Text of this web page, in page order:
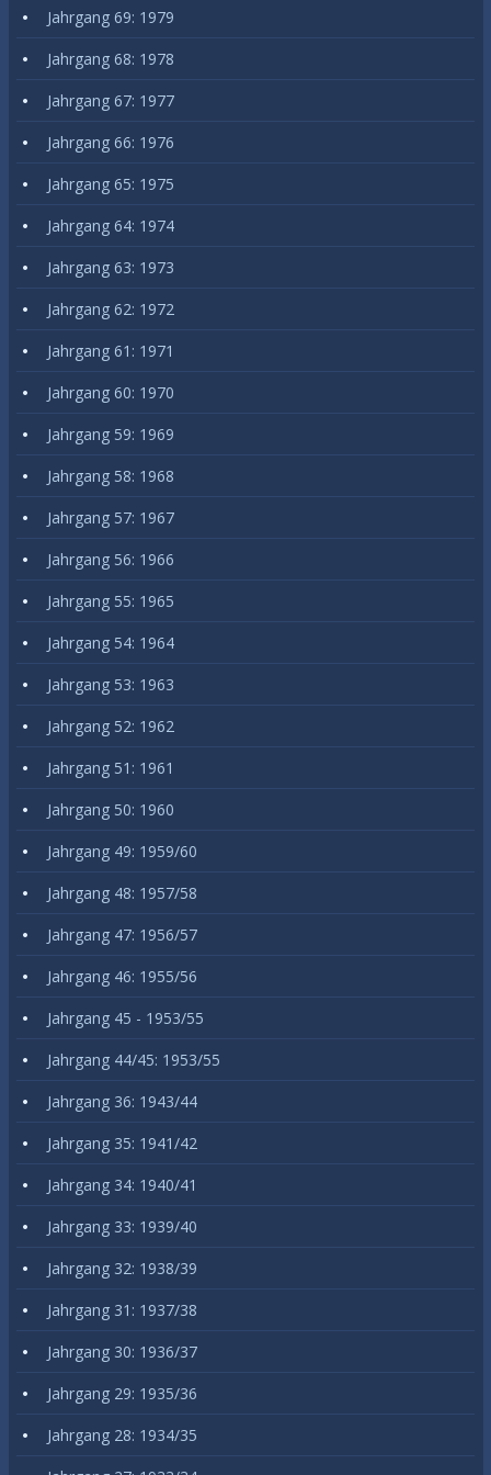
Jahrgang 69: 1979
Jahrgang 68: 1978
Jahrgang 67: 1977
Jahrgang 66: 1976
Jahrgang 65: 1975
Jahrgang 64: 1974
Jahrgang 63: 1973
Jahrgang 62: 1972
Jahrgang 61: 1971
Jahrgang 60: 1970
Jahrgang 59: 1969
Jahrgang 58: 1968
Jahrgang 57: 1967
Jahrgang 56: 1966
Jahrgang 55: 1965
Jahrgang 54: 1964
Jahrgang 53: 1963
Jahrgang 52: 1962
Jahrgang 51: 1961
Jahrgang 50: 1960
Jahrgang 49: 1959/60
Jahrgang 48: 1957/58
Jahrgang 47: 1956/57
Jahrgang 46: 1955/56
Jahrgang 45 - 1953/55
Jahrgang 44/45: 1953/55
Jahrgang 36: 1943/44
Jahrgang 35: 1941/42
Jahrgang 34: 1940/41
Jahrgang 33: 1939/40
Jahrgang 32: 1938/39
Jahrgang 31: 1937/38
Jahrgang 30: 1936/37
Jahrgang 29: 1935/36
Jahrgang 28: 1934/35